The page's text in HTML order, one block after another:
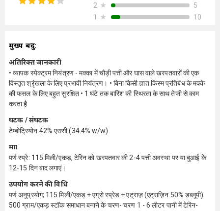
2 ★
5
1
★ 10
मुख्य बिंदु:
अतिरिक्त जानकारी
• व्यापक स्पेक्ट्रम नियंत्रण - मक्का में चौड़ी पत्ती और घास वाले खरपतवारों की एक
विस्तृत श्रृंखला के लिए प्रभावी नियंत्रण। • बिना किसी ज्ञात किस्म प्रतिबंध के मक्के
की फसल के लिए बहुत सुरक्षित • 1 घंटे तक बारिश की स्थिरता के साथ तेजी से काम
करता है
घटक / संघटक
टेम्बोट्रियोन 42% एससी (34.4% w/w)
मात्रा
पर्ण स्प्रे: 115 मिली/एकड़, टेरिन को खरपतवार की 2-4 पत्ती अवस्था पर या बुआई के
12-15 दिन बाद लगाएं।
उपयोग करने की विधि
पर्ण अनुप्रयोग; 115 मिली/एकड़ + एग्रो स्प्रेड + एट्राज़ (एट्राज़िन 50% डब्लूपी)
500 ग्राम/एकड़ स्टॉक समाधान बनाने के चरण- चरण 1 - 6 लीटर पानी में टेरिन-